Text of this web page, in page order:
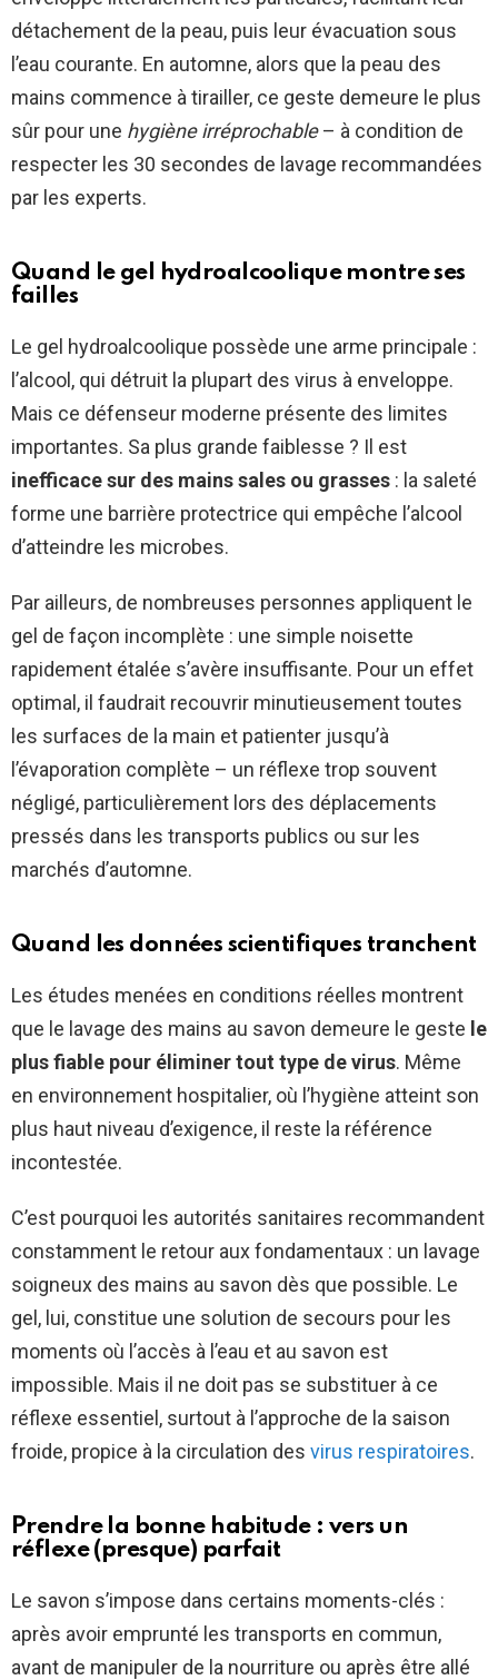
détachement de la peau, puis leur évacuation sous
l’eau courante. En automne, alors que la peau des
mains commence à tirailler, ce geste demeure le plus
sûr pour une hygiène irréprochable– à condition de
respecter les 30 secondes de lavage recommandées
par les experts.
Quand le gel hydroalcoolique montre ses
failles
Le gel hydroalcoolique possède une arme principale :
l’alcool, qui détruit la plupart des virus à enveloppe.
Mais ce défenseur moderne présente des limites
importantes. Sa plus grande faiblesse ? Il est
inefficace sur des mains sales ou grasses : la saleté
forme une barrière protectrice qui empêche l’alcool
d’atteindre les microbes.
Par ailleurs, de nombreuses personnes appliquent le
gel de façon incomplète : une simple noisette
rapidement étalée s’avère insuffisante. Pour un effet
optimal, il faudrait recouvrir minutieusement toutes
les surfaces de la main et patienter jusqu’à
l’évaporation complète – un réflexe trop souvent
négligé, particulièrement lors des déplacements
pressés dans les transports publics ou sur les
marchés d’automne.
Quand les données scientifiques tranchent
Les études menées en conditions réelles montrent
que le lavage des mains au savon demeure le geste le
plus fiable pour éliminer tout type de virus. Même
en environnement hospitalier, où l’hygiène atteint son
plus haut niveau d’exigence, il reste la référence
incontestée.
C’est pourquoi les autorités sanitaires recommandent
constamment le retour aux fondamentaux : un lavage
soigneux des mains au savon dès que possible. Le
gel, lui, constitue une solution de secours pour les
moments où l’accès à l’eau et au savon est
impossible. Mais il ne doit pas se substituer à ce
réflexe essentiel, surtout à l’approche de la saison
froide, propice à la circulation des virus respiratoires.
Prendre la bonne habitude : vers un
réflexe (presque) parfait
Le savon s’impose dans certains moments-clés :
après avoir emprunté les transports en commun,
avant de manipuler de la nourriture ou après être allé